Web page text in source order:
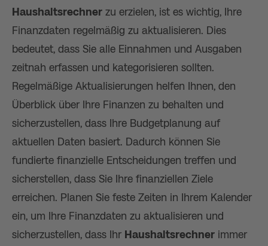
Haushaltsrechner zu erzielen, ist es wichtig, Ihre
Finanzdaten regelmäßig zu aktualisieren. Dies
bedeutet, dass Sie alle Einnahmen und Ausgaben
zeitnah erfassen und kategorisieren sollten.
Regelmäßige Aktualisierungen helfen Ihnen, den
Überblick über Ihre Finanzen zu behalten und
sicherzustellen, dass Ihre Budgetplanung auf
aktuellen Daten basiert. Dadurch können Sie
fundierte finanzielle Entscheidungen treffen und
sicherstellen, dass Sie Ihre finanziellen Ziele
erreichen. Planen Sie feste Zeiten in Ihrem Kalender
ein, um Ihre Finanzdaten zu aktualisieren und
sicherzustellen, dass Ihr Haushaltsrechner immer